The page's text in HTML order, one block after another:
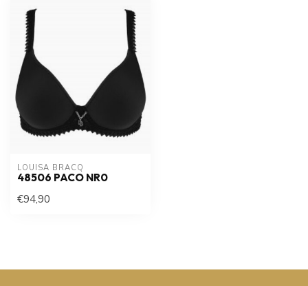
LOUISA BRACQ
48506 PACO NR0
€94,90